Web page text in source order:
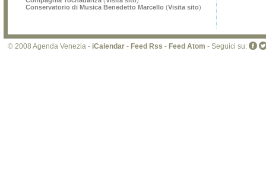
Conservatorio di Musica Benedetto Marcello (Visita sito)
© 2008 Agenda Venezia - iCalendar - Feed Rss - Feed Atom - Seguici su: